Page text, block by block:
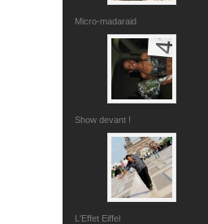
Micro-madaraid
Show devant !
L'Effet Eiffel